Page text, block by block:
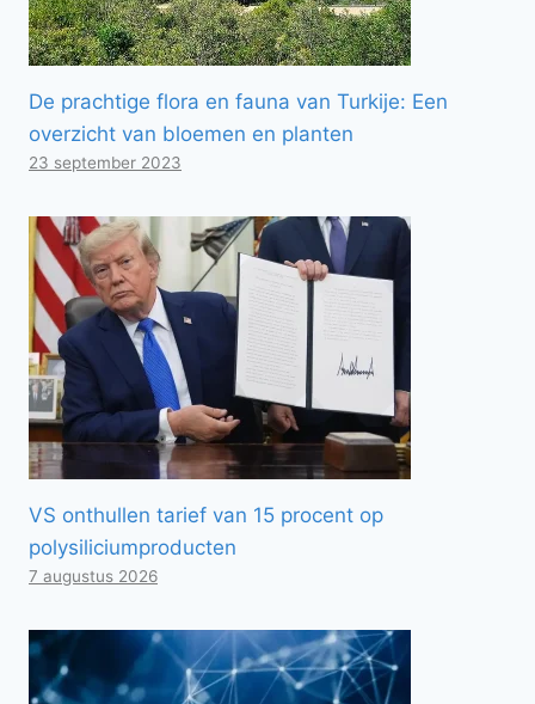
De prachtige flora en fauna van Turkije: Een
overzicht van bloemen en planten
23 september 2023
VS onthullen tarief van 15 procent op
polysiliciumproducten
7 augustus 2026